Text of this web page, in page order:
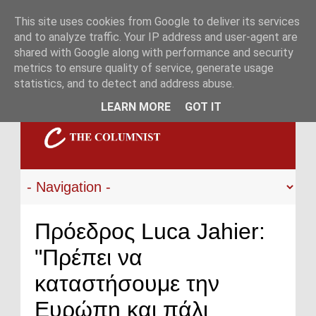
Πρόεδρος Luca Jahier:
"Πρέπει να
καταστήσουμε την
Ευρώπη και πάλι
This site uses cookies from Google to deliver its services
and to analyze traffic. Your IP address and user-agent are
shared with Google along with performance and security
metrics to ensure quality of service, generate usage
statistics, and to detect and address abuse.
LEARN MORE
GOT IT